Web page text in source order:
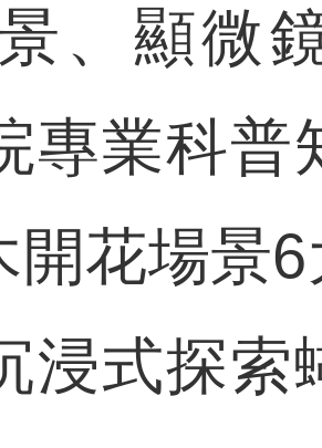
、顯微
專業科普
花場景
浸式探索